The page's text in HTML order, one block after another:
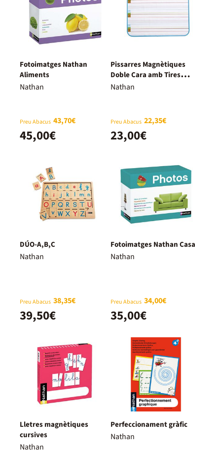
Fotoimatges Nathan
Aliments
Nathan
Preu Abacus 43,70€
45,00€
Pissarres Magnètiques
Doble Cara amb Tires
Líneals
Nathan
Preu Abacus 22,35€
23,00€
DÚO-A,B,C
Nathan
Preu Abacus 38,35€
39,50€
Fotoimatges Nathan Casa
Nathan
Preu Abacus 34,00€
35,00€
Lletres magnètiques
cursives
Nathan
Perfeccionament gràfic
Nathan